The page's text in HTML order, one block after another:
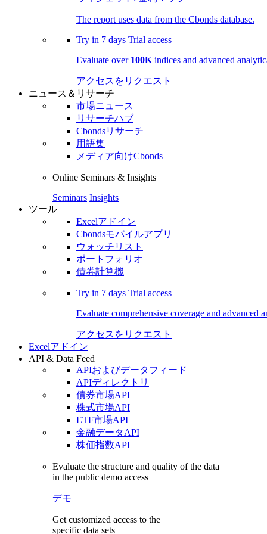
The report uses data from the Cbonds database.
Try in 7 days Trial access
Evaluate over 100K indices and advanced
アクセスをリクエスト
ニュース＆リサーチ
市場ニュース
リサーチハブ
Cbondsリサーチ
用語集
メディア向けCbonds
Online Seminars & Insights
Seminars Insights
ツール
Excelアドイン
Cbondsモバイルアプリ
ウォッチリスト
ポートフォリオ
債券計算機
Try in 7 days Trial access
Evaluate comprehensive coverage and advanced
アクセスをリクエスト
Excelアドイン
API & Data Feed
APIおよびデータフィード
APIディレクトリ
債券市場API
株式市場API
ETF市場API
金融データAPI
株価指数API
Evaluate the structure and quality of the data
in the public demo access
デモ
Get customized access to the
specific data sets